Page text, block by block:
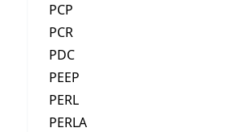
PCP
PCR
PDC
PEEP
PERL
PERLA